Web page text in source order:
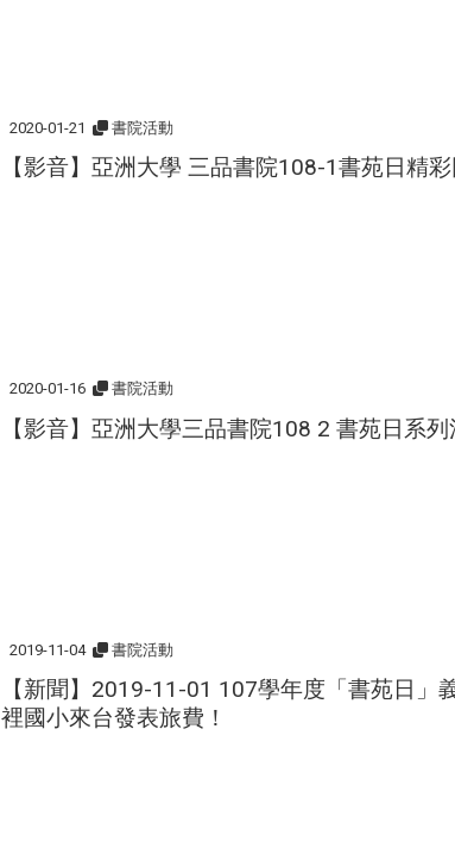
2020-01-21 書院活動
【影音】亞洲大學 三品書院108-1書苑日精
2020-01-16 書院活動
【影音】亞洲大學三品書院108 2 書苑日系
2019-11-04 書院活動
【新聞】2019-11-01 107學年度「書苑日」
裡國小來台發表旅費！